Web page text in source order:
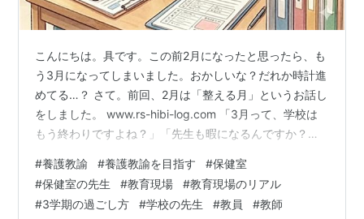
こんにちは。具です。この前2月になったと思ったら、も
う3月になってしまいました。おかしいな？だれか時計進
めてる…？ さて。前回、2月は「整える月」というお話し
をしました。 www.rs-hibi-log.com 「3月って、学校は
もう終わりですよね？」「先生も暇になるんですか？」
年の中でも特別な意味を持つ時期です。なぜなら、「今
年度を終わらせる仕事」と「来年度を始める準備」が同
時にやってくるから。 今回は、普段あまり知られていな
#養護教諭 #養護教諭を目指す #保健室
#保健室の先生 #教育現場 #教育現場のリアル
#3学期の過ごし方 #学校の先生 #教員 #教師